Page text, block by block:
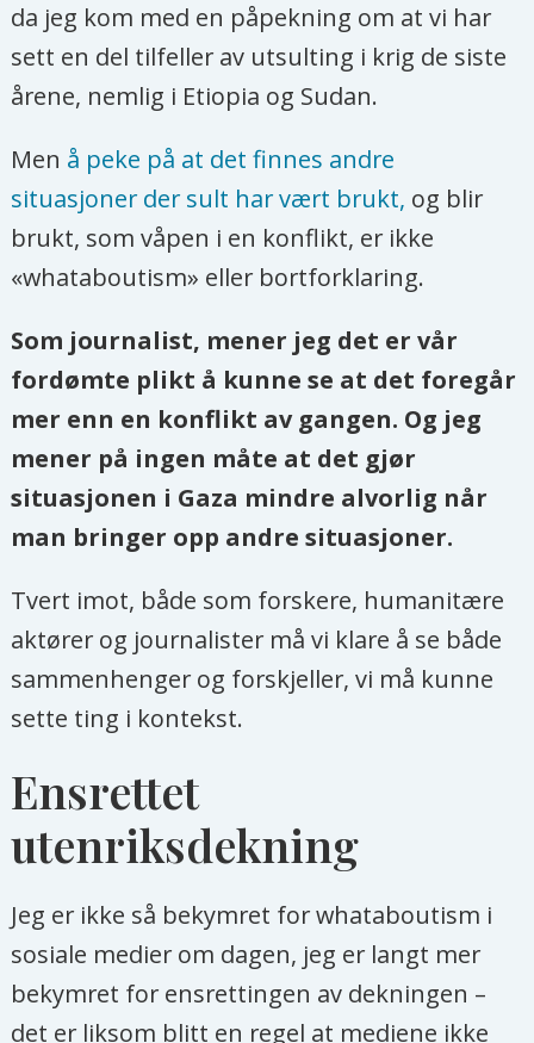
da jeg kom med en påpekning om at vi har
sett en del tilfeller av utsulting i krig de siste
årene, nemlig i Etiopia og Sudan.
Men å peke på at det finnes andre
situasjoner der sult har vært brukt, og blir
brukt, som våpen i en konflikt, er ikke
«whataboutism» eller bortforklaring.
Som journalist, mener jeg det er vår
fordømte plikt å kunne se at det foregår
mer enn en konflikt av gangen. Og jeg
mener på ingen måte at det gjør
situasjonen i Gaza mindre alvorlig når
man bringer opp andre situasjoner.
Tvert imot, både som forskere, humanitære
aktører og journalister må vi klare å se både
sammenhenger og forskjeller, vi må kunne
sette ting i kontekst.
Ensrettet
utenriksdekning
Jeg er ikke så bekymret for whataboutism i
sosiale medier om dagen, jeg er langt mer
bekymret for ensrettingen av dekningen –
det er liksom blitt en regel at mediene ikke